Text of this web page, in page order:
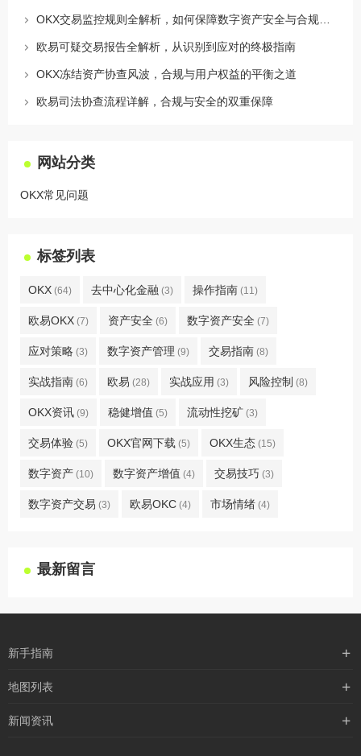
欧易可疑交易报告全解析，从识别到应对的终极指南
OKX冻结资产协查风波，合规与用户权益的平衡之道
欧易司法协查流程详解，合规与安全的双重保障
网站分类
OKX常见问题
标签列表
OKX (64) 去中心化金融 (3) 操作指南 (11)
欧易OKX (7) 资产安全 (6) 数字资产安全 (7)
应对策略 (3) 数字资产管理 (9) 交易指南 (8)
实战指南 (6) 欧易 (28) 实战应用 (3) 风险控制 (8)
OKX资讯 (9) 稳健增值 (5) 流动性挖矿 (3)
交易体验 (5) OKX官网下载 (5) OKX生态 (15)
数字资产 (10) 数字资产增值 (4) 交易技巧 (3)
数字资产交易 (3) 欧易OKC (4) 市场情绪 (4)
最新留言
新手指南
购买流程
地图列表
最新文章
新闻资讯